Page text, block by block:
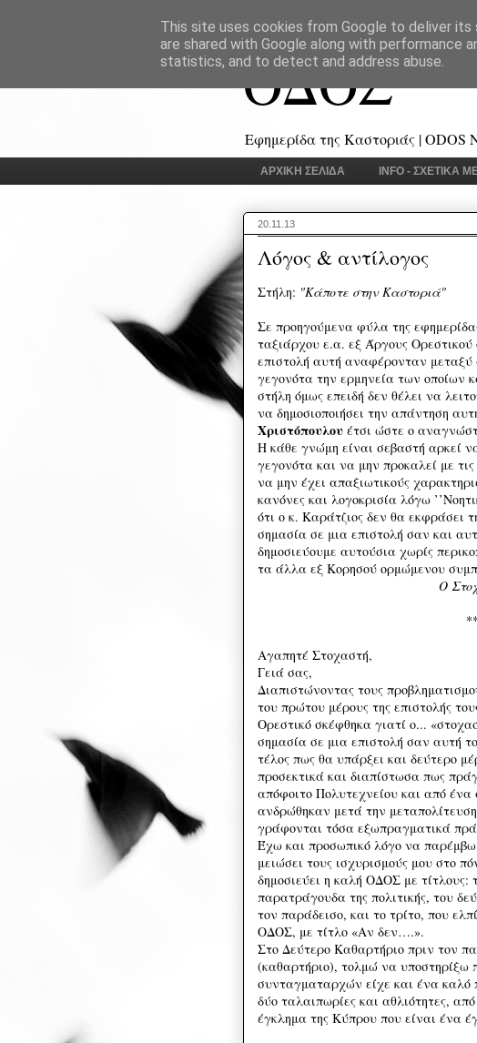
ΟΔΟΣ
Εφημερίδα της Καστοριάς | ODOS
ΑΡΧΙΚΗ ΣΕΛΙΔΑ INFO - ΣΧΕΤΙΚΑ
20.11.13
Λόγος & αντίλογος
Στήλη: "Κάποτε στην Καστοριά"
Σε προηγούμενα φύλα της
ταξιάρχου ε.α. εξ Άργους
επιστολή αυτή αναφέρονταν
γεγονότα την ερμηνεία των οποίων
στήλη όμως επειδή δεν θέλει να
να δημοσιοποιήσει την απάντηση
Χριστόπουλου έτσι ώστε ο
Η κάθε γνώμη είναι σεβαστή αρκεί
γεγονότα και να μην προκαλεί με
να μην έχει απαξιωτικούς
κανόνες και λογοκρισία λόγω
ότι ο κ. Καράτζιος δεν θα εκφράσει
σημασία σε μια επιστολή σαν και
δημοσιεύουμε αυτούσια χωρίς
τα άλλα εξ Κορησού ορμώμενου
Ο
Αγαπητέ Στοχαστή,
Γειά σας,
Διαπιστώνοντας τους
του πρώτου μέρους της επιστολής
Ορεστικό σκέφθηκα γιατί ο...
σημασία σε μια επιστολή σαν αυτή
τέλος πως θα υπάρξει και δεύτερο
προσεκτικά και διαπίστωσα πως
απόφοιτο Πολυτεχνείου και από
ανδρώθηκαν μετά την
γράφονται τόσα εξωπραγματικά
Έχω και προσωπικό λόγο να παρέμβω
μειώσει τους ισχυρισμούς μου στο
δημοσιεύει η καλή ΟΔΟΣ με
παρατράγουδα της πολιτικής, του
τον παράδεισο, και το τρίτο, που
ΟΔΟΣ, με τίτλο «Αν δεν….».
Στο Δεύτερο Καθαρτήριο πριν τον
(καθαρτήριο), τολμώ να υποστηρίξω
συνταγματαρχών είχε και ένα καλό
δύο ταλαιπωρίες και αθλιότητες,
έγκλημα της Κύπρου που είναι ένα
This site uses cookies from Google to deliver
are shared with Google along with performance
statistics, and to detect and address abuse.